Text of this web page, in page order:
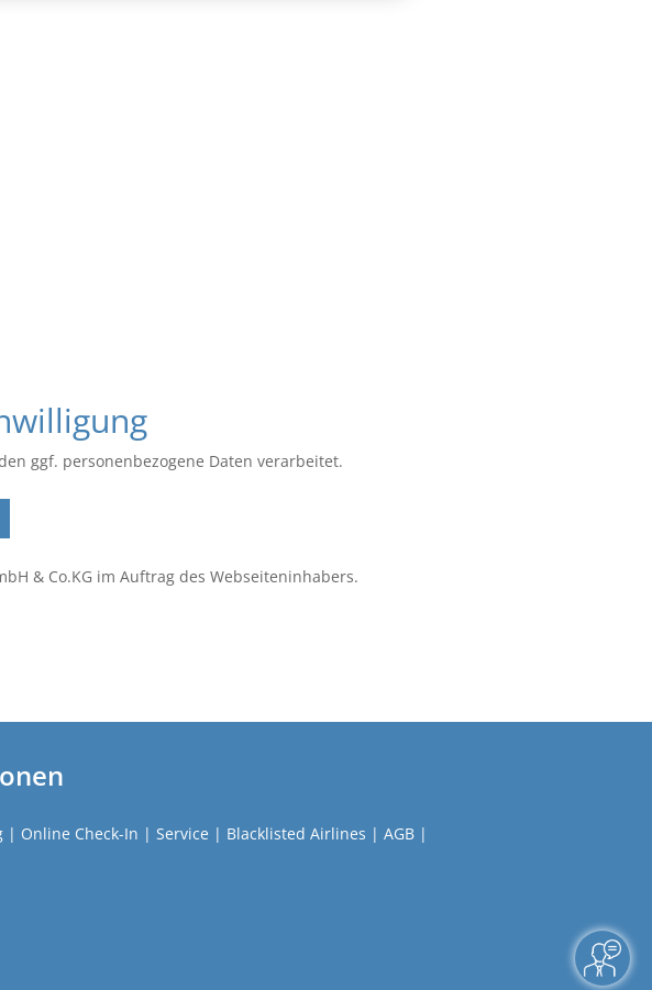
ggf. personenbezogene Daten verarbeitet.
& Co.KG im Auftrag des Webseiteninhabers.
| Online Check-In | Service | Blacklisted Airlines | AGB|